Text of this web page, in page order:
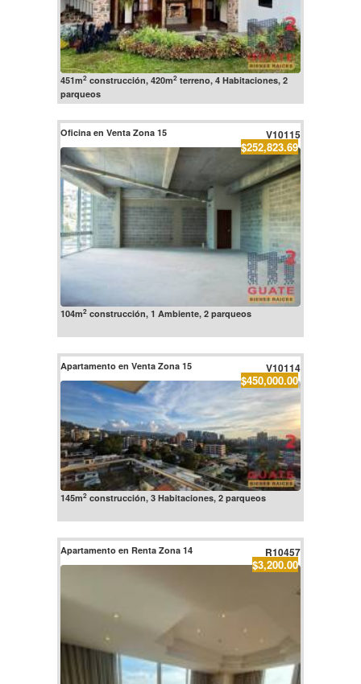
451m2construcción, 420m2terreno, 4 Habitaciones, 2
parqueos
Oficina en Venta Zona 15 V10115
$252,823.69
104m2construcción, 1 Ambiente, 2 parqueos
Apartamento en Venta Zona 15 V10114
$450,000.00
145m2construcción, 3 Habitaciones, 2 parqueos
Apartamento en Renta Zona 14 R10457
$3,200.00